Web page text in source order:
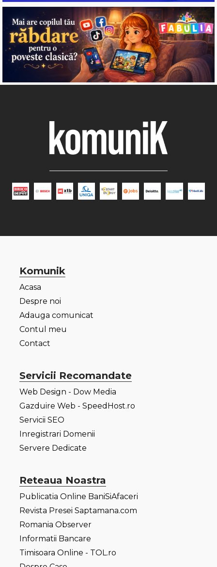
Komunik
Acasa
Despre noi
Adauga comunicat
Contul meu
Contact
Servicii Recomandate
Web Design - Dow Media
Gazduire Web - SpeedHost.ro
Servicii SEO
Inregistrari Domenii
Servere Dedicate
Reteaua Noastra
Publicatia Online BaniSiAfaceri
Revista Presei Saptamana.com
Romania Observer
Informatii Bancare
Timisoara Online - TOL.ro